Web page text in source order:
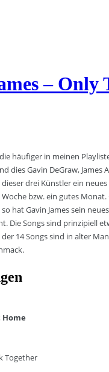
– Only
häufiger in meinen
dies Gavin DeGraw, James
dieser drei Künstler ein
bzw. ein gutes Monat.
hat Gavin James sein
Die Songs sind prinzipiell
14 Songs sind in alter
Together